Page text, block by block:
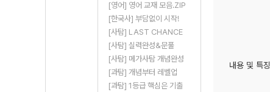
[영어] 영어 교재 모음.ZIP
[한국사] 부담없이 시작!
[사탐] LAST CHANCE
[사탐] 실력완성&문풀
[사탐] 메가사탐 개념완성
[과탐] 개념부터 레벨업
[과탐] 1등급 핵심은 기출
내용 및 특징